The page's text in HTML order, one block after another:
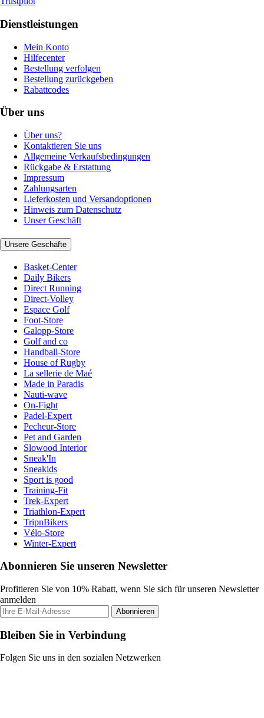
Dienstleistungen
Mein Konto
Hilfecenter
Bestellung verfolgen
Bestellung zurückgeben
Rabattcodes
Über uns
Über uns?
Kontaktieren Sie uns
Allgemeine Verkaufsbedingungen
Rückgabe & Erstattung
Impressum
Zahlungsarten
Lieferkosten und Versandoptionen
Hinweis zum Datenschutz
Unser Geschäft
Unsere Geschäfte
Basket-Center
Daily Bikers
Direct Running
Direct-Volley
Espace Golf
Foot-Store
Galopp-Store
Golf and co
Handball-Store
House of Rugby
La sellerie de Maé
Made in Paradis
Nauti-wave
On-Fight
Padel-Expert
Pecheur-Store
Pet and Garden
Slowood Interior
Sneak'In
Sneakids
Sport is good
Training-Fit
Trek-Expert
Triathlon-Expert
TripnBikers
Vélo-Store
Winter-Expert
Abonnieren Sie unseren Newsletter
Profitieren Sie von 10% Rabatt, wenn Sie sich für unseren Newsletter
anmelden
Abonnieren
Bleiben Sie in Verbindung
Folgen Sie uns in den sozialen Netzwerken